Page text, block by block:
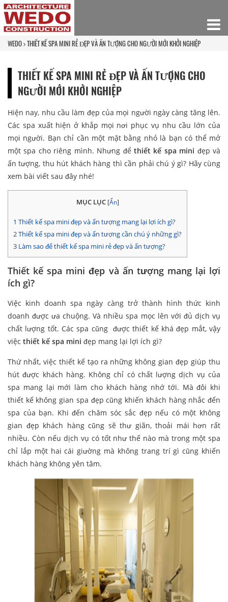
WEDO THIẾT KẾ SPA MINI RẺ ĐẸP VÀ ẤN TƯỢNG CHO NGƯỜI MỚI KHỞI NGHIỆP
THIẾT KẾ SPA MINI RẺ ĐẸP VÀ ẤN TƯỢNG CHO
NGƯỜI MỚI KHỞI NGHIỆP
Hiện nay, nhu cầu làm đẹp của mọi người ngày càng tăng lên.
Các spa xuất hiện ở khắp mọi nơi phục vụ nhu cầu lớn của
mọi người. Bạn chỉ cần một mặt bằng nhỏ là bạn có thể mở
một spa cho riêng mình. Nhưng để thiết kế spa mini đẹp và
ấn tượng, thu hút khách hàng thì cần phải chú ý gì? Hãy cùng
xem bài viết sau đây nhé!
MỤC LỤC [Ẩn]
1 Thiết kế spa mini đẹp và ấn tượng mang lại lợi ích gì?
2Thiết kế spa mini đẹp và ấn tượng cần chú ý những gì?
3 Làm sao để thiết kế spa mini rẻ đẹp và ấn tượng?
Thiết kế spa mini đẹp và ấn tượng mang lại lợi
ích gì?
Việc kinh doanh spa ngày càng trở thành hình thức kinh
doanh được ưa chuộng. Và nhiều spa mọc lên với đủ dịch vụ
chất lượng tốt. Các spa cũng được thiết kế khá đẹp mắt, vậy
việc thiết kế spa mini đẹp mang lại lợi ích gì?
Thứ nhất, việc thiết kế tạo ra những không gian đẹp giúp thu
hút được khách hàng. Không chỉ có chất lượng dịch vụ của
spa mang lại mới làm cho khách hàng nhớ tới. Mà đôi khi
thiết kế không gian spa đẹp cũng khiến khách hàng nhắc đến
spa của bạn. Khi đến chăm sóc sắc đẹp nếu có một không
gian đẹp khách hàng cũng sẽ thư giãn, thoải mái hơn rất
nhiều. Còn nếu dịch vụ có tốt như thế nào mà trong một spa
chỉ lắp một hai cái giường mà không trang trí gì cũng khiến
khách hàng không yên tâm.